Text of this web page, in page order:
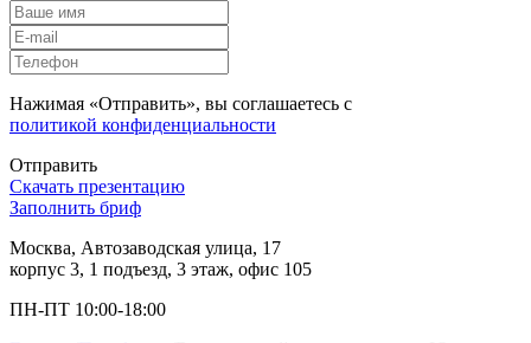
Нажимая «Отправить», вы соглашаетесь с
политикой конфиденциальности
Отправить
Скачать презентацию
Заполнить бриф
Москва, Автозаводская улица, 17
корпус 3, 1 подъезд, 3 этаж, офис 105
ПН-ПТ 10:00-18:00